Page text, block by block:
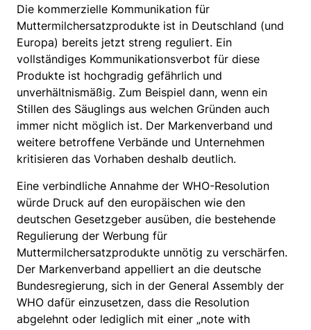
Die kommerzielle Kommunikation für
Muttermilchersatzprodukte ist in Deutschland (und
Europa) bereits jetzt streng reguliert. Ein
vollständiges Kommunikationsverbot für diese
Produkte ist hochgradig gefährlich und
unverhältnismäßig. Zum Beispiel dann, wenn ein
Stillen des Säuglings aus welchen Gründen auch
immer nicht möglich ist. Der Markenverband und
weitere betroffene Verbände und Unternehmen
kritisieren das Vorhaben deshalb deutlich.
Eine verbindliche Annahme der WHO-Resolution
würde Druck auf den europäischen wie den
deutschen Gesetzgeber ausüben, die bestehende
Regulierung der Werbung für
Muttermilchersatzprodukte unnötig zu verschärfen.
Der Markenverband appelliert an die deutsche
Bundesregierung, sich in der General Assembly der
WHO dafür einzusetzen, dass die Resolution
abgelehnt oder lediglich mit einer „note with